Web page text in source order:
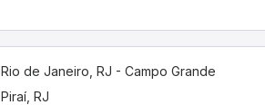
Rio de Janeiro, RJ - Campo Grande
Piraí, RJ